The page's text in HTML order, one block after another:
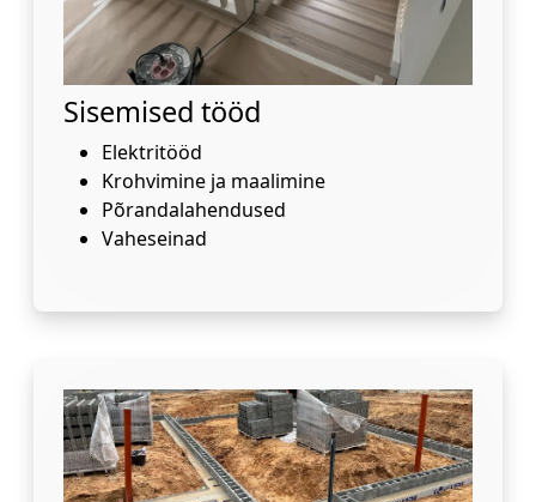
Sisemised tööd
Elektritööd
Krohvimine ja maalimine
Põrandalahendused
Vaheseinad